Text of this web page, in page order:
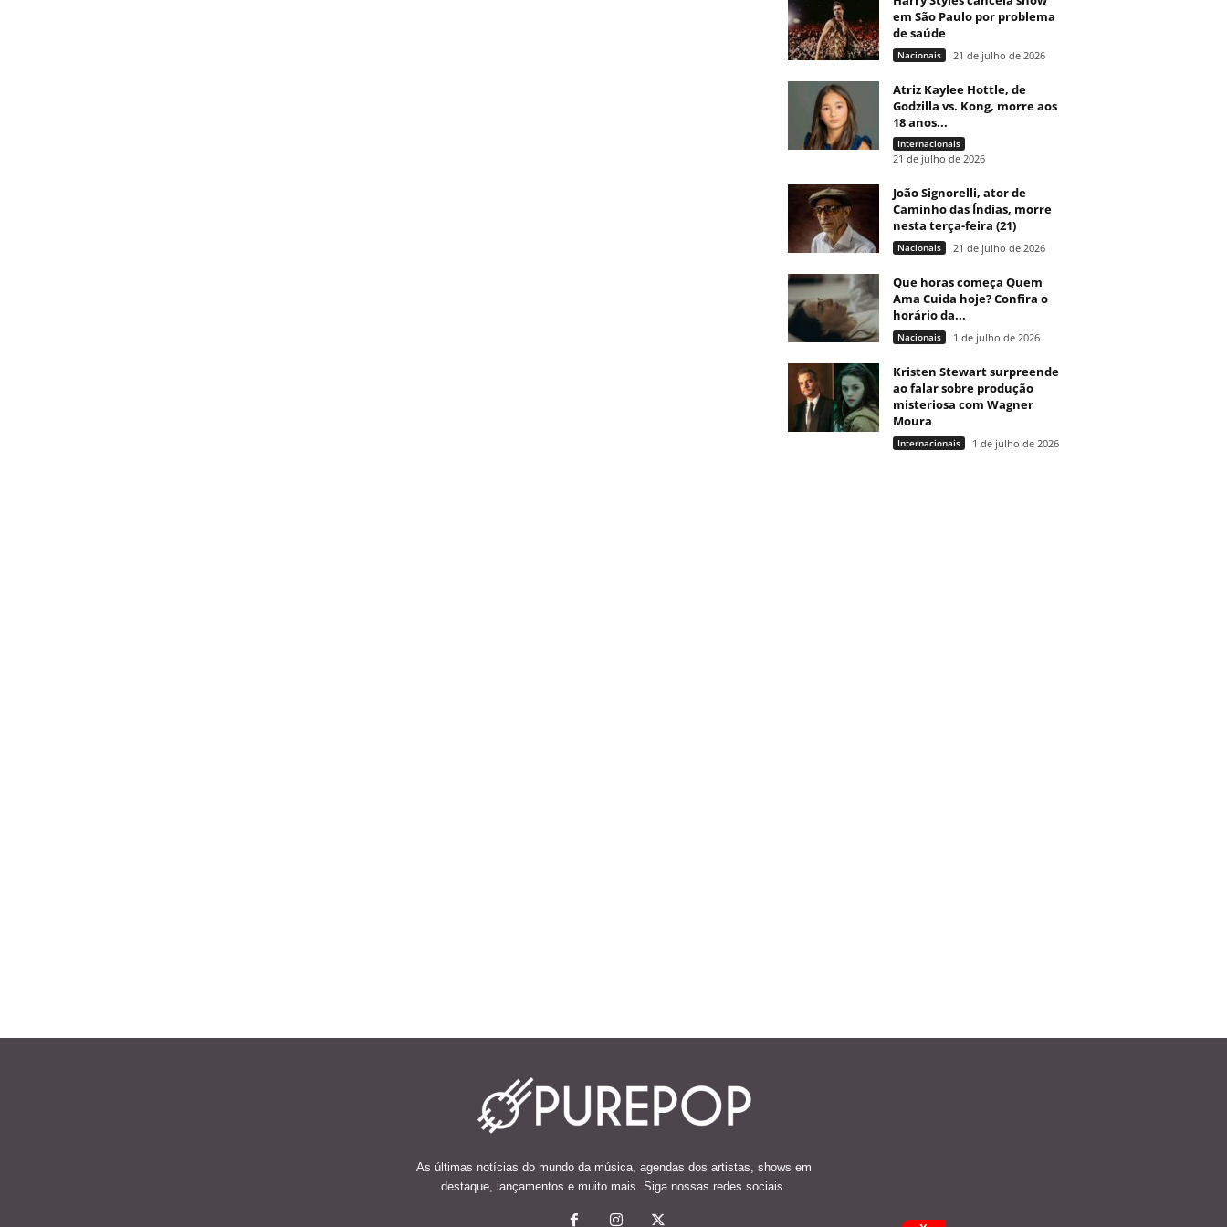
em São Paulo por problema
de saúde
Nacionais 21 de julho de 2026
Atriz Kaylee Hottle, de
Godzilla vs. Kong, morre aos
18 anos...
Internacionais
21 de julho de 2026
João Signorelli, ator de
Caminho das Índias, morre
nesta terça-feira (21)
Nacionais 21 de julho de 2026
Que horas começa Quem
Ama Cuida hoje? Confira o
horário da...
Nacionais 1 de julho de 2026
Kristen Stewart surpreende
ao falar sobre produção
misteriosa com Wagner
Moura
Internacionais 1 de julho de 2026
As últimas notícias do mundo da música, agendas dos artistas, shows em
destaque, lançamentos e muito mais. Siga nossas redes sociais.